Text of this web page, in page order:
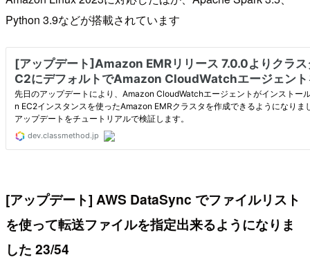
Python 3.9などが搭載されています
[アップデート] AWS DataSync でファイルリスト
を使って転送ファイルを指定出来るようになりま
した 23/54